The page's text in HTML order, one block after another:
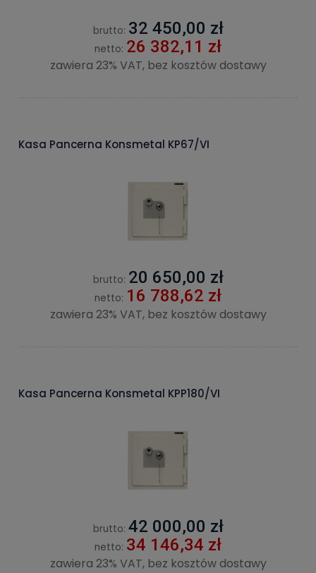
brutto: 32 450,00 zł
netto: 26 382,11 zł
zawiera 23% VAT, bez kosztów dostawy
Kasa Pancerna Konsmetal KP67/VI
brutto: 20 650,00 zł
netto: 16 788,62 zł
zawiera 23% VAT, bez kosztów dostawy
Kasa Pancerna Konsmetal KPP180/VI
brutto: 42 000,00 zł
netto: 34 146,34 zł
zawiera 23% VAT, bez kosztów dostawy